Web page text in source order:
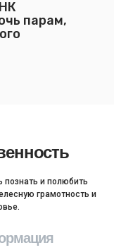
парам,
познать и полюбить
грамотность и